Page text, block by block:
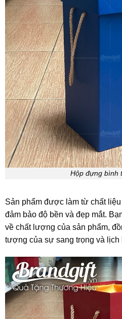
Hộp đựng bình
Sản phẩm được làm từ chất
đảm bảo độ bền và đẹp mắt.
về chất lượng của sản phẩm,
tượng của sự sang trọng và lịch